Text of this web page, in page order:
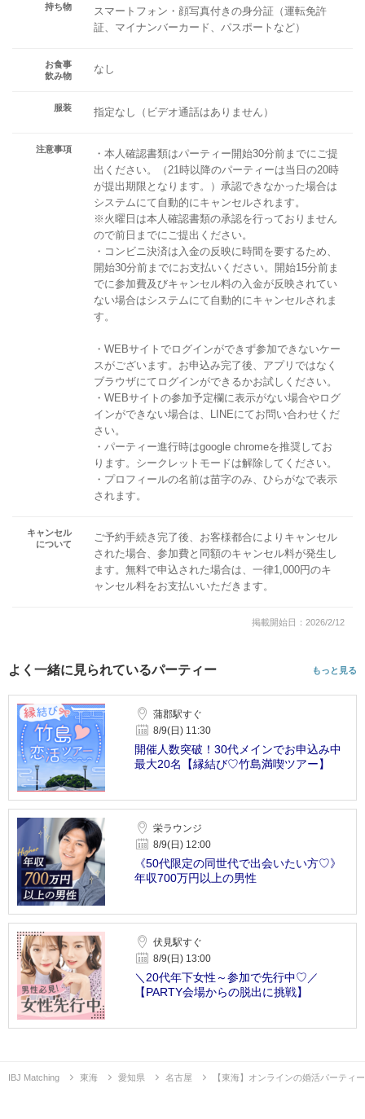
持ち物
スマートフォン・顔写真付きの身分証（運転免許
証、マイナンバーカード、パスポートなど）
お食事
飲み物
なし
服装 指定なし（ビデオ通話はありません）
注意事項
・本人確認書類はパーティー開始30分前までにご提
出ください。（21時以降のパーティーは当日の20時
が提出期限となります。）承認できなかった場合は
システムにて自動的にキャンセルされます。
※火曜日は本人確認書類の承認を行っておりません
ので前日までにご提出ください。
・コンビニ決済は入金の反映に時間を要するため、
開始30分前までにお支払いください。開始15分前ま
でに参加費及びキャンセル料の入金が反映されてい
ない場合はシステムにて自動的にキャンセルされま
す。
・WEBサイトでログインができず参加できないケー
スがございます。お申込み完了後、アプリではなく
ブラウザにてログインができるかお試しください。
・WEBサイトの参加予定欄に表示がない場合やログ
インができない場合は、LINEにてお問い合わせくだ
さい。
・パーティー進行時はgoogle chromeを推奨してお
ります。シークレットモードは解除してください。
・プロフィールの名前は苗字のみ、ひらがなで表示
されます。
キャンセル
について
ご予約手続き完了後、お客様都合によりキャンセル
された場合、参加費と同額のキャンセル料が発生し
ます。無料で申込された場合は、一律1,000円のキ
ャンセル料をお支払いいただきます。
掲載開始日：2026/2/12
よく一緒に見られているパーティー もっと見る
蒲郡駅すぐ
8/9(日) 11:30
開催人数突破！30代メインでお申込み中
最大20名【縁結び♡竹島満喫ツアー】
栄ラウンジ
8/9(日) 12:00
《50代限定の同世代で出会いたい方♡》
年収700万円以上の男性
伏見駅すぐ
8/9(日) 13:00
＼20代年下女性～参加で先行中♡／
【PARTY会場からの脱出に挑戦】
IBJ Matching 東海 愛知県 名古屋 【東海】オンラインの婚活パーティー